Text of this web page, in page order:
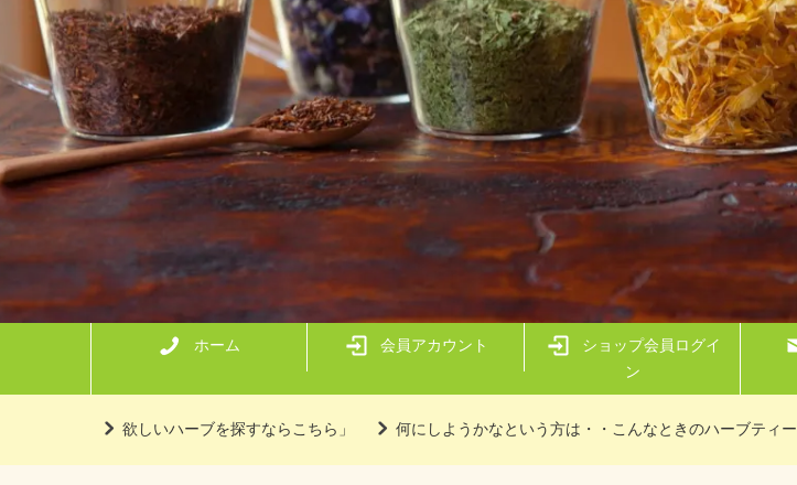
ホーム 会員アカウント
ショップ会員ログイ
ン
欲しいハーブを探すならこちら」 何にしようかなという方は・・こんなときのハーブティー